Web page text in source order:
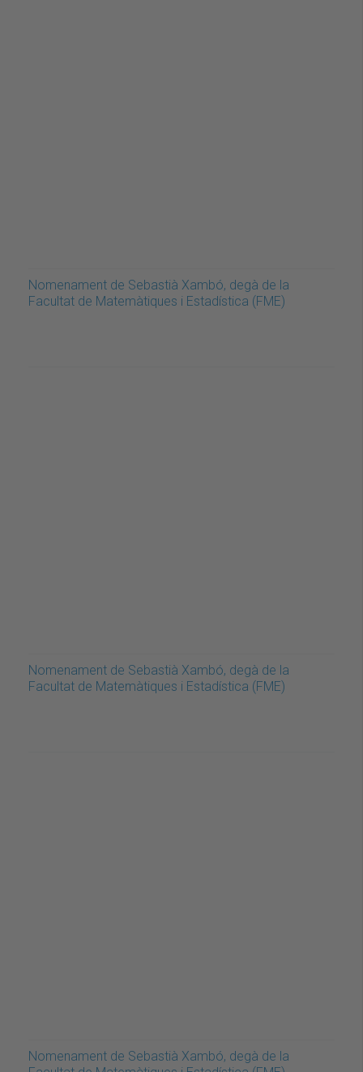
Nomenament de Sebastià Xambó, degà de la
Facultat de Matemàtiques i Estadística (FME)
Nomenament de Sebastià Xambó, degà de la
Facultat de Matemàtiques i Estadística (FME)
Nomenament de Sebastià Xambó, degà de la